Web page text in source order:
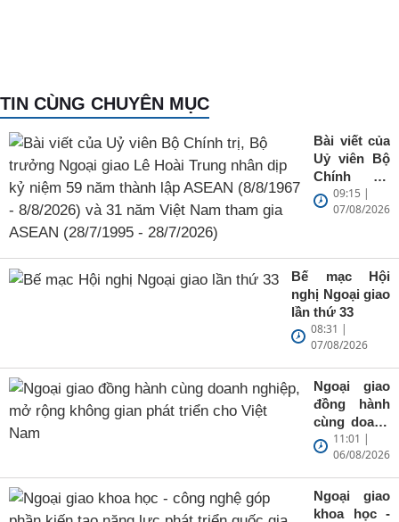
TIN CÙNG CHUYÊN MỤC
Bài viết của
Uỷ viên Bộ
Chính trị,
Bộ trưởng
Ngoại giao
59 năm
thành lập
ASEAN
(8/8/1967 -
31 năm Việt
Nam tham
gia ASEAN
(28/7/1995 -
28/7/2026)
09:15 |
07/08/2026
Bế mạc Hội
nghị Ngoại giao
lần thứ 33
08:31 |
07/08/2026
Ngoại giao
đồng hành
cùng doanh
nghiệp, mở
rộng không
gian phát
triển cho
Việt Nam
11:01 |
06/08/2026
Ngoại giao
khoa học -